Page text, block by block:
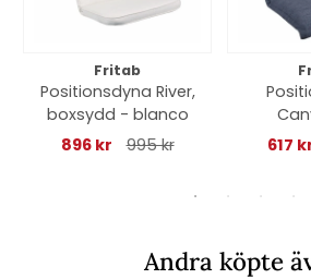
Fritab
Positionsdyna River,
boxsydd - blanco
896 kr
995 kr 617
Andra köpte